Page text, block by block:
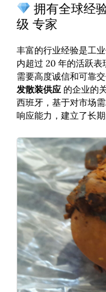
拥有全球经
级 专家
丰富的行业经验是工
内超过 20 年的活跃表
需要高度诚信和可靠
发散装供应 的企业的
西班牙，基于对市场
响应能力，建立了长期